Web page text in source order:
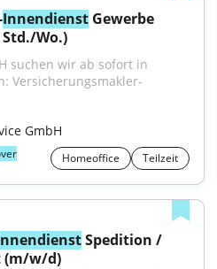
Innendienst Gewerbe
Wo.)
suchen wir ab sofort in
Versicherungsmakler-
GmbH
Homeoffice Teilzeit
Spedition /
(m/w/d)